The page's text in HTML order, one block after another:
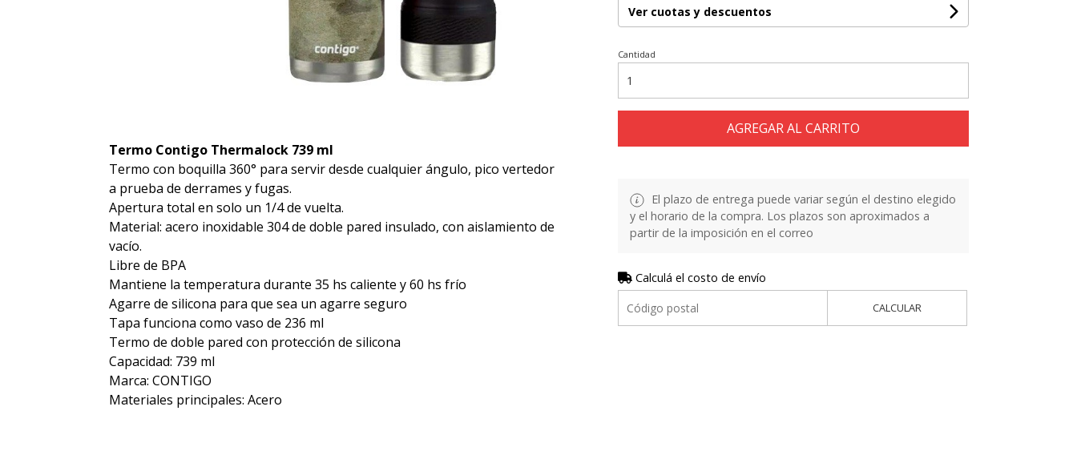
Termo Contigo Thermalock 739 ml
Termo con boquilla 360° para servir desde cualquier ángulo, pico vertedor
a prueba de derrames y fugas.
Apertura total en solo un 1/4 de vuelta.
Material: acero inoxidable 304 de doble pared insulado, con aislamiento de
vacío.
Libre de BPA
Mantiene la temperatura durante 35 hs caliente y 60 hs frío
Agarre de silicona para que sea un agarre seguro
Tapa funciona como vaso de 236 ml
Termo de doble pared con protección de silicona
Capacidad: 739 ml
Marca: CONTIGO
Materiales principales: Acero
Ver cuotas y descuentos
Cantidad
AGREGAR AL CARRITO
El plazo de entrega puede variar según el destino elegido
y el horario de la compra. Los plazos son aproximados a
partir de la imposición en el correo
Calculá el costo de envío
CALCULAR